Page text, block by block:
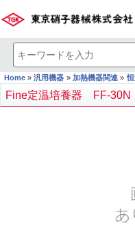
Home 汎用機器 加熱機器関連
Fine定温培養器 FF-30N